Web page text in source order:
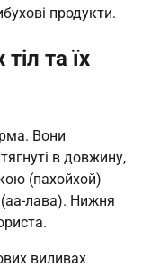
продукти.
та їх
Вони
в довжину,
(пахойхой)
лава). Нижня
виливах